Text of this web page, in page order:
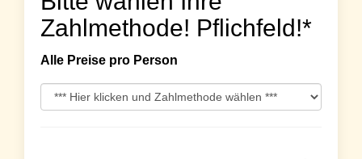
Zahlmethode! Pflichfeld!*
Alle Preise pro Person